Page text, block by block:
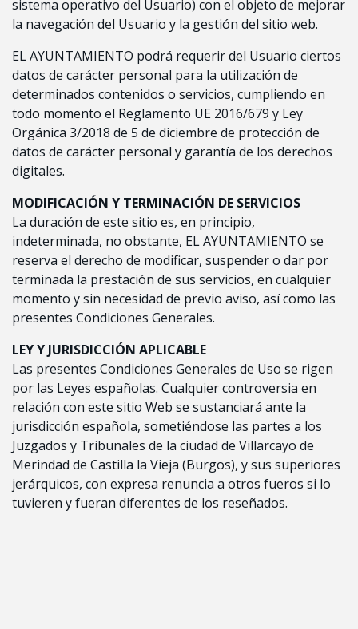
sistema operativo del Usuario) con el objeto de mejorar
la navegación del Usuario y la gestión del sitio web.
EL AYUNTAMIENTO podrá requerir del Usuario ciertos
datos de carácter personal para la utilización de
determinados contenidos o servicios, cumpliendo en
todo momento el Reglamento UE 2016/679 y Ley
Orgánica 3/2018 de 5 de diciembre de protección de
datos de carácter personal y garantía de los derechos
digitales.
MODIFICACIÓN Y TERMINACIÓN DE SERVICIOS
La duración de este sitio es, en principio,
indeterminada, no obstante, EL AYUNTAMIENTO se
reserva el derecho de modificar, suspender o dar por
terminada la prestación de sus servicios, en cualquier
momento y sin necesidad de previo aviso, así como las
presentes Condiciones Generales.
LEY Y JURISDICCIÓN APLICABLE
Las presentes Condiciones Generales de Uso se rigen
por las Leyes españolas. Cualquier controversia en
relación con este sitio Web se sustanciará ante la
jurisdicción española, sometiéndose las partes a los
Juzgados y Tribunales de la ciudad de Villarcayo de
Merindad de Castilla la Vieja (Burgos), y sus superiores
jerárquicos, con expresa renuncia a otros fueros si lo
tuvieren y fueran diferentes de los reseñados.